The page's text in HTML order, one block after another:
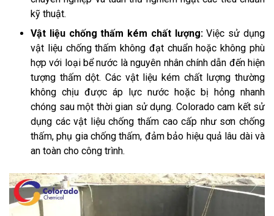
kỹ thuật.
Vật liệu chống thấm kém chất lượng:Việc sử dụng
vật liệu chống thấm không đạt chuẩn hoặc không phù
hợp với loại bể nước là nguyên nhân chính dẫn đến hiện
tượng thấm dột. Các vật liệu kém chất lượng thường
không chịu được áp lực nước hoặc bị hỏng nhanh
chóng sau một thời gian sử dụng. Colorado cam kết sử
dụng các vật liệu chống thấm cao cấp như sơn chống
thấm, phụ gia chống thấm, đảm bảo hiệu quả lâu dài và
an toàn cho công trình.